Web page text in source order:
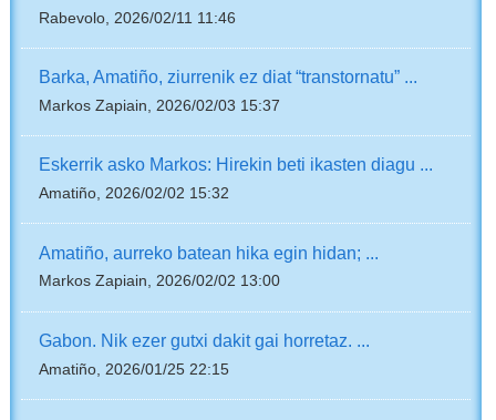
Rabevolo, 2026/02/11 11:46
Barka, Amatiño, ziurrenik ez diat “transtornatu” ...
Markos Zapiain, 2026/02/03 15:37
Eskerrik asko Markos: Hirekin beti ikasten diagu ...
Amatiño, 2026/02/02 15:32
Amatiño, aurreko batean hika egin hidan; ...
Markos Zapiain, 2026/02/02 13:00
Gabon. Nik ezer gutxi dakit gai horretaz. ...
Amatiño, 2026/01/25 22:15